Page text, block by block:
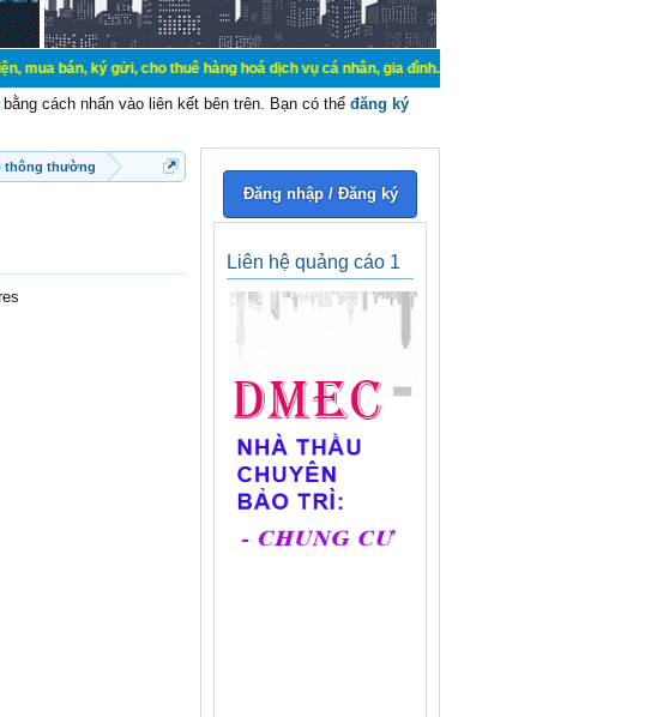
gửi, cho thuê hàng hoá dịch vụ cá nhân, gia đình. Mua bán, ký gửi, cho thuê thiết bị hệ
bằng cách nhấn vào liên kết bên trên. Bạn có thể đăng ký
thông thường
Đăng nhập / Đăng ký
Liên hệ quảng cáo 1